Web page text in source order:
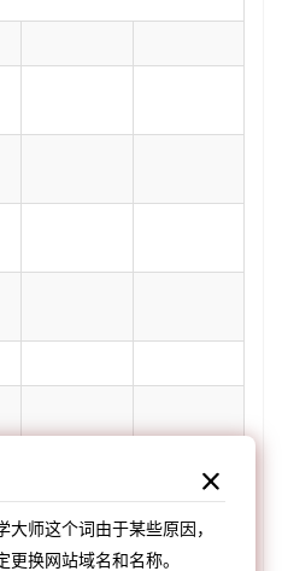
大师这个词由于某些原因，
更换网站域名和名称。